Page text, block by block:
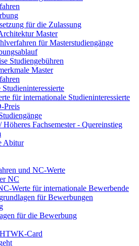
für die Zulassung
Master
für Masterstudiengänge
Studiengebühren
Master
für internationale Studieninteressierte
Preis
Höheres Fachsemester - Quereinstieg
Abitur
und NC-Werte
NC
Werte für internationale Bewerbende
für Bewerbungen
für die Bewerbung
Card